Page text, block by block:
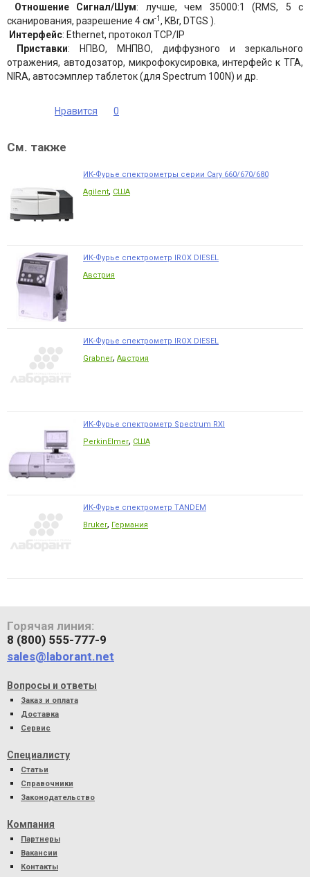
Отношение Сигнал/Шум: лучше, чем 35000:1 (RMS, 5 с
сканирования, разрешение 4 см-1, KBr, DTGS ).
Интерфейс: Ethernet, протокол TCP/IP
Приставки: НПВО, МНПВО, диффузного и зеркального
отражения, автодозатор, микрофокусировка, интерфейс к ТГА,
NIRA, автосэмплер таблеток (для Spectrum 100N) и др.
Нравится 0
См. также
ИК-Фурье спектрометры серии Cary 660/670/680
Agilent, США
ИК-Фурье спектрометр IROX DIESEL
Австрия
ИК-Фурье спектрометр IROX DIESEL
Grabner, Австрия
ИК-Фурье спектрометр Spectrum RXI
PerkinElmer, США
ИК-Фурье спектрометр TANDEM
Bruker, Германия
Горячая линия:
8 (800) 555-777-9
sales@laborant.net
Вопросы и ответы
Заказ и оплата
Доставка
Сервис
Специалисту
Статьи
Справочники
Законодательство
Компания
Партнеры
Вакансии
Контакты